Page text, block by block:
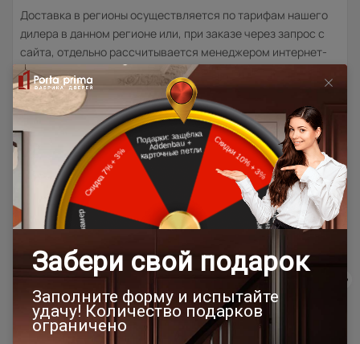
Доставка в регионы осуществляется по тарифам нашего
дилера в данном регионе или, при заказе через запрос с
сайта, отдельно рассчитывается менеджером интернет-
магазина.
Подробная информация о доставке
Товар относится к категориям:
500x1900 Межкомнатные двери 55х190 см
Двери модерн
Стильные современные межкомнатные двери
600x2000 700x1900 700x2000 900x2000
800х1950 800x2000 900x2200 600x1950
1000x2100 800x2400 700x2200
Двери межкомнатные 1000х2000 мм 900x1900
800x2100 800x2200 900x2300